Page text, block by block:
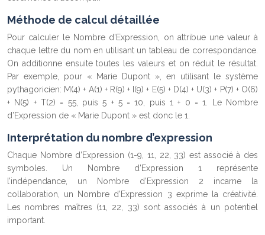
Méthode de calcul détaillée
Pour calculer le Nombre d’Expression, on attribue une valeur à
chaque lettre du nom en utilisant un tableau de correspondance.
On additionne ensuite toutes les valeurs et on réduit le résultat.
Par exemple, pour « Marie Dupont », en utilisant le système
pythagoricien: M(4) + A(1) + R(9) + I(9) + E(5) + D(4) + U(3) + P(7) + O(6)
+ N(5) + T(2) = 55, puis 5 + 5 = 10, puis 1 + 0 = 1. Le Nombre
d’Expression de « Marie Dupont » est donc le 1.
Interprétation du nombre d’expression
Chaque Nombre d’Expression (1-9, 11, 22, 33) est associé à des
symboles. Un Nombre d’Expression 1 représente
l’indépendance, un Nombre d’Expression 2 incarne la
collaboration, un Nombre d’Expression 3 exprime la créativité.
Les nombres maîtres (11, 22, 33) sont associés à un potentiel
important.